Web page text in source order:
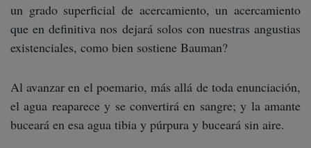
un grado superficial de acercamiento, un acercamiento
que en definitiva nos dejará solos con nuestras angustias
existenciales, como bien sostiene Bauman?
Al avanzar en el poemario, más allá de toda enunciación,
el agua reaparece y se convertirá en sangre; y la amante
buceará en esa agua tibia y púrpura y buceará sin aire.